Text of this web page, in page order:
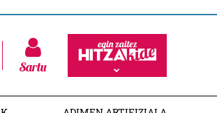
Sartu